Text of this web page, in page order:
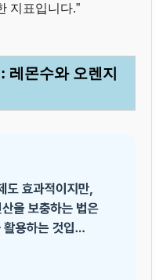
지표입니다.”
레몬수와 오렌지